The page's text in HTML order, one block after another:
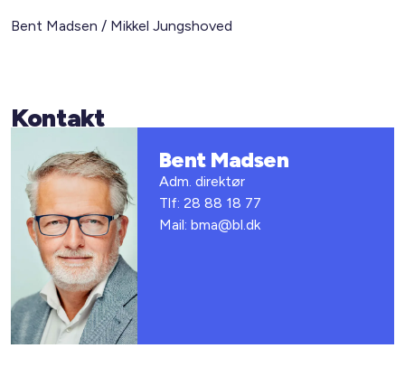
Bent Madsen / Mikkel Jungshoved
Kontakt
Bent Madsen
Adm. direktør
Tlf: 28 88 18 77
Mail: bma@bl.dk